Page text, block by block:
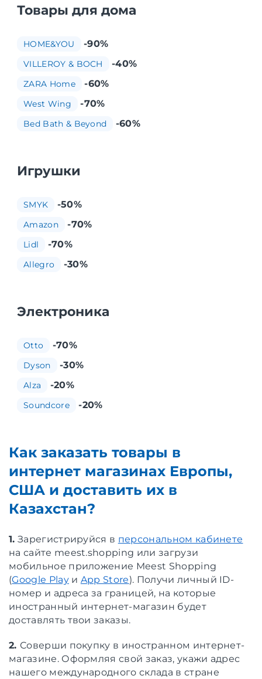
Товары для дома
HOME&YOU -90%
VILLEROY & BOCH -40%
ZARA Home -60%
West Wing -70%
Bed Bath & Beyond -60%
Игрушки
SMYK -50%
Amazon -70%
Lidl -70%
Allegro -30%
Электроника
Otto -70%
Dyson -30%
Alza -20%
Soundcore -20%
Как заказать товары в
интернет магазинах Европы,
США и доставить их в
Казахстан?
1. Зарегистрируйся в персональном кабинете
на сайте meest.shopping или загрузи
мобильное приложение Meest Shopping
(Google Playи App Store). Получи личный ID-
номер и адреса за границей, на которые
иностранный интернет-магазин будет
доставлять твои заказы.
2. Соверши покупку в иностранном интернет-
магазине. Оформляя свой заказ, укажи адрес
нашего международного склада в стране